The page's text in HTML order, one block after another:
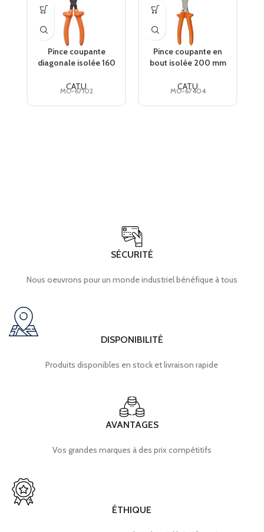
Pince coupante
diagonale isolée 160
CATU
MO-67102
Pince coupante en
bout isolée 200 mm
CATU
MO-67404
SÉCURITÉ
Nous oeuvrons pour un monde industriel bénéfique à tous
DISPONIBILITÉ
Produits disponibles en stock et livraison rapide
AVANTAGES
Vos grandes marques à des prix compétitifs
ÉTHIQUE